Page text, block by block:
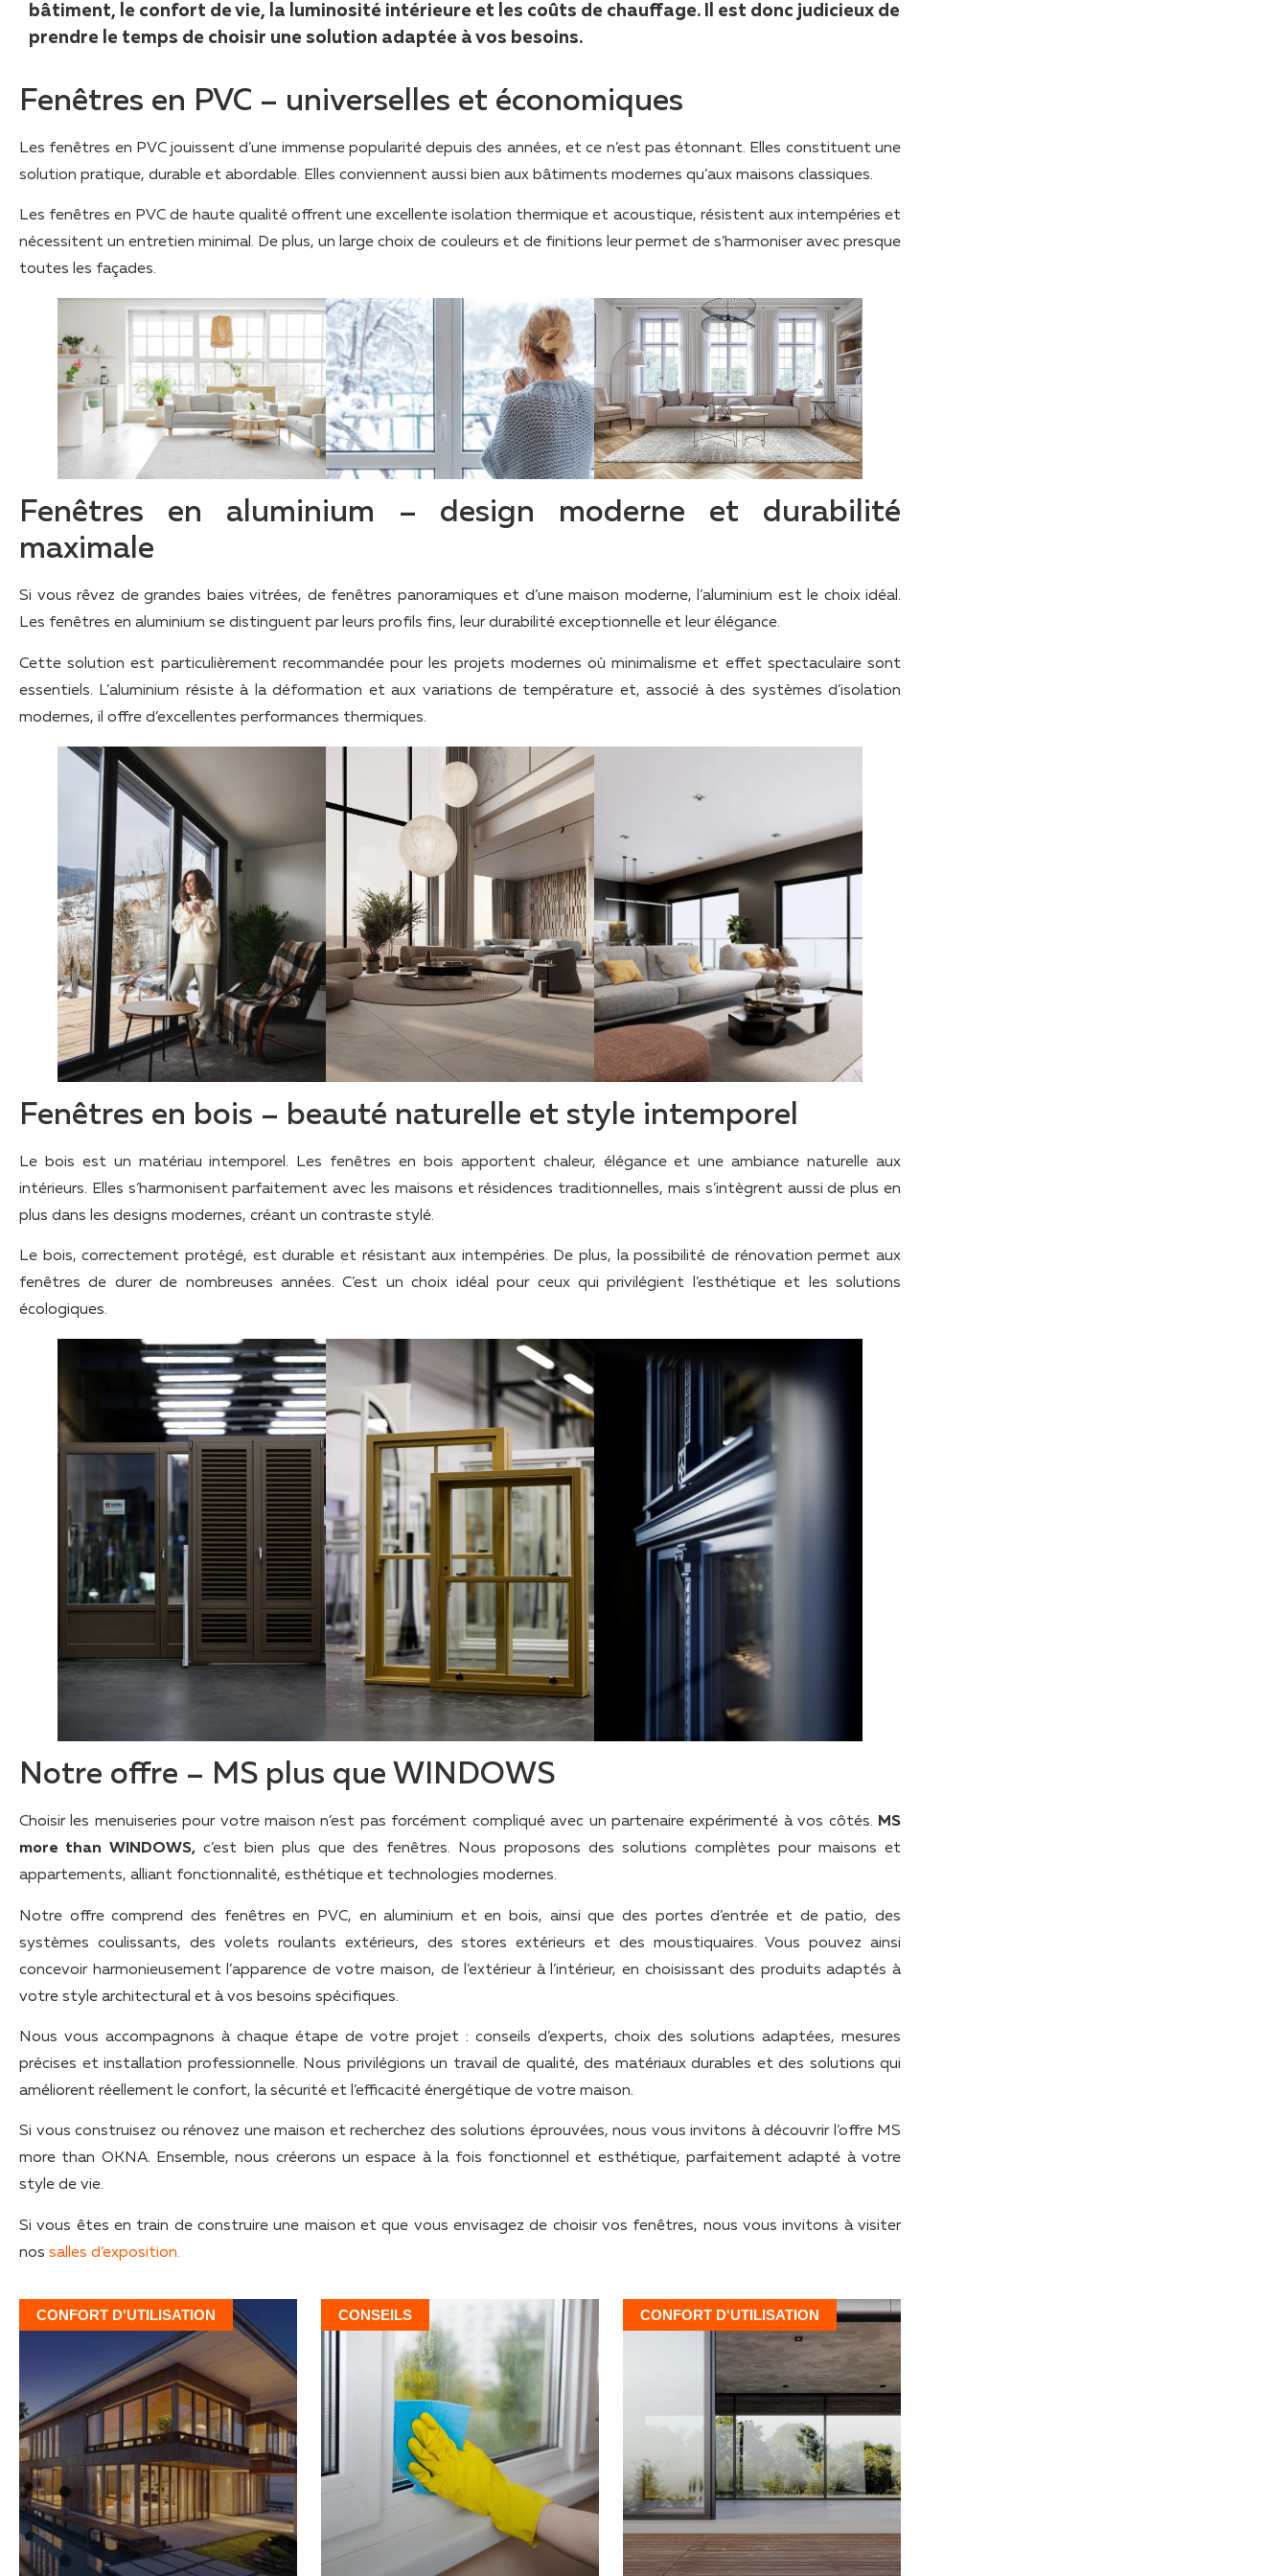
bâtiment, le confort de vie, la luminosité intérieure et les coûts de chauffage. Il est donc judicieux de
prendre le temps de choisir une solution adaptée à vos besoins.
Fenêtres en PVC – universelles et économiques
Les fenêtres en PVC jouissent d’une immense popularité depuis des années, et ce n’est pas étonnant. Elles constituent une
solution pratique, durable et abordable. Elles conviennent aussi bien aux bâtiments modernes qu’aux maisons classiques.
Les fenêtres en PVC de haute qualité offrent une excellente isolation thermique et acoustique, résistent aux intempéries et
nécessitent un entretien minimal. De plus, un large choix de couleurs et de finitions leur permet de s’harmoniser avec presque
toutes les façades.
Fenêtres en aluminium – design moderne et durabilité
maximale
Si vous rêvez de grandes baies vitrées, de fenêtres panoramiques et d’une maison moderne, l’aluminium est le choix idéal.
Les fenêtres en aluminium se distinguent par leurs profils fins, leur durabilité exceptionnelle et leur élégance.
Cette solution est particulièrement recommandée pour les projets modernes où minimalisme et effet spectaculaire sont
essentiels. L’aluminium résiste à la déformation et aux variations de température et, associé à des systèmes d’isolation
modernes, il offre d’excellentes performances thermiques.
Fenêtres en bois – beauté naturelle et style intemporel
Le bois est un matériau intemporel. Les fenêtres en bois apportent chaleur, élégance et une ambiance naturelle aux
intérieurs. Elles s’harmonisent parfaitement avec les maisons et résidences traditionnelles, mais s’intègrent aussi de plus en
plus dans les designs modernes, créant un contraste stylé.
Le bois, correctement protégé, est durable et résistant aux intempéries. De plus, la possibilité de rénovation permet aux
fenêtres de durer de nombreuses années. C’est un choix idéal pour ceux qui privilégient l’esthétique et les solutions
écologiques.
Notre offre – MS plus que WINDOWS
Choisir les menuiseries pour votre maison n’est pas forcément compliqué avec un partenaire expérimenté à vos côtés. MS
more than WINDOWS, c’est bien plus que des fenêtres. Nous proposons des solutions complètes pour maisons et
appartements, alliant fonctionnalité, esthétique et technologies modernes.
Notre offre comprend des fenêtres en PVC, en aluminium et en bois, ainsi que des portes d’entrée et de patio, des
systèmes coulissants, des volets roulants extérieurs, des stores extérieurs et des moustiquaires. Vous pouvez ainsi
concevoir harmonieusement l’apparence de votre maison, de l’extérieur à l’intérieur, en choisissant des produits adaptés à
votre style architectural et à vos besoins spécifiques.
Nous vous accompagnons à chaque étape de votre projet : conseils d’experts, choix des solutions adaptées, mesures
précises et installation professionnelle. Nous privilégions un travail de qualité, des matériaux durables et des solutions qui
améliorent réellement le confort, la sécurité et l’efficacité énergétique de votre maison.
Si vous construisez ou rénovez une maison et recherchez des solutions éprouvées, nous vous invitons à découvrir l’offre MS
more than OKNA. Ensemble, nous créerons un espace à la fois fonctionnel et esthétique, parfaitement adapté à votre
style de vie.
Si vous êtes en train de construire une maison et que vous envisagez de choisir vos fenêtres, nous vous invitons à visiter
nos salles d’exposition.
CONFORT D'UTILISATION CONSEILS CONFORT D'UTILISATION